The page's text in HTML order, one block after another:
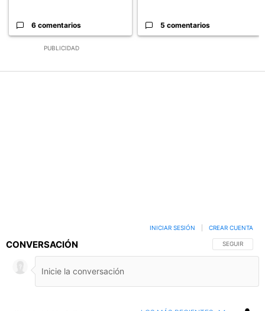
PUBLICIDAD
6 comentarios 5 comentarios
CONVERSACIÓN SIGA ESTA
SEGUIR
INICIAR SESIÓN CREAR CUENTA